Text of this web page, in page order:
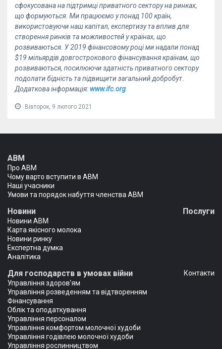
сфокусована на підтримці приватного сектору на ринках,
що формуються. Ми працюємо у понад 100 країн,
використовуючи наш капітал, експертизу та вплив для
створення ринків та можливостей у країнах, що
розвиваються. У 2019 фінансовому році ми надали понад
$19 мільярдів довгострокового фінансування країнам, що
розвиваються, посилюючи здатність приватного сектору
подолати бідність та підвищити загальний добробут.
Додаткова інформація: www.ifc.org
Вівторок, 9 лютого 2021
АВМ
Про АВМ
Чому варто вступити в АВМ
Наші учасники
Умови та порядок набуття членства АВМ
Новини
Новини АВМ
Карта якісного молока
Новини ринку
Експертна думка
Аналітика
Послуги
Для господарств в умовах війни
Управління здоров'ям
Управління розведенням та відтворенням
Фінансування
Облік та оподаткування
Управління персоналом
Управління комфортом молочної худоби
Управління годівлею молочної худоби
Управління рослинництвом
Контакти